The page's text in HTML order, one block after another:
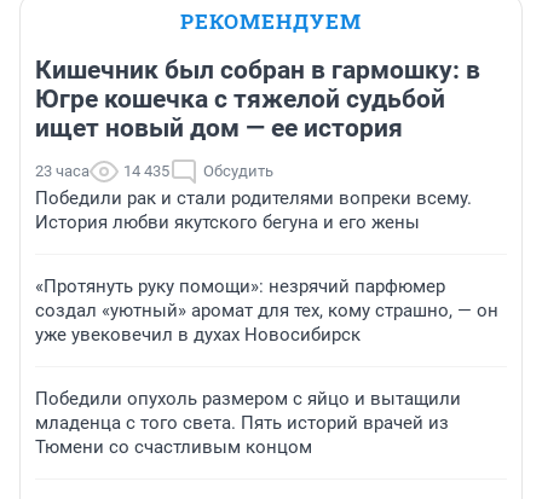
РЕКОМЕНДУЕМ
Кишечник был собран в гармошку: в
Югре кошечка с тяжелой судьбой
ищет новый дом — ее история
23 часа 14 435 Обсудить
Победили рак и стали родителями вопреки всему.
История любви якутского бегуна и его жены
«Протянуть руку помощи»: незрячий парфюмер
создал «уютный» аромат для тех, кому страшно, — он
уже увековечил в духах Новосибирск
Победили опухоль размером с яйцо и вытащили
младенца с того света. Пять историй врачей из
Тюмени со счастливым концом